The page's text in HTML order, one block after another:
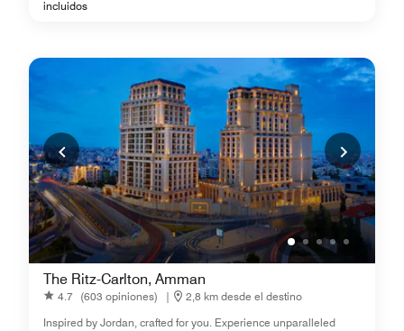
incluidos
The Ritz-Carlton, Amman
4.7 (603 opiniones) |
2,8 km desde el destino
Inspired by Jordan, crafted for you. Experience unparalleled